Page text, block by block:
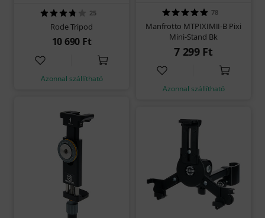
25
Rode Tripod
10 690 Ft
Azonnal szállítható
78
Manfrotto MTPIXIMII-B Pixi
Mini-Stand Bk
7 299 Ft
Azonnal szállítható